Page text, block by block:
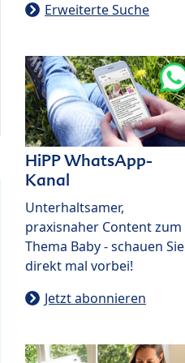
Erweiterte Suche
HiPP WhatsApp-
Kanal
Unterhaltsamer,
praxisnaher Content zum
Thema Baby - schauen Sie
direkt mal vorbei!
Jetzt abonnieren